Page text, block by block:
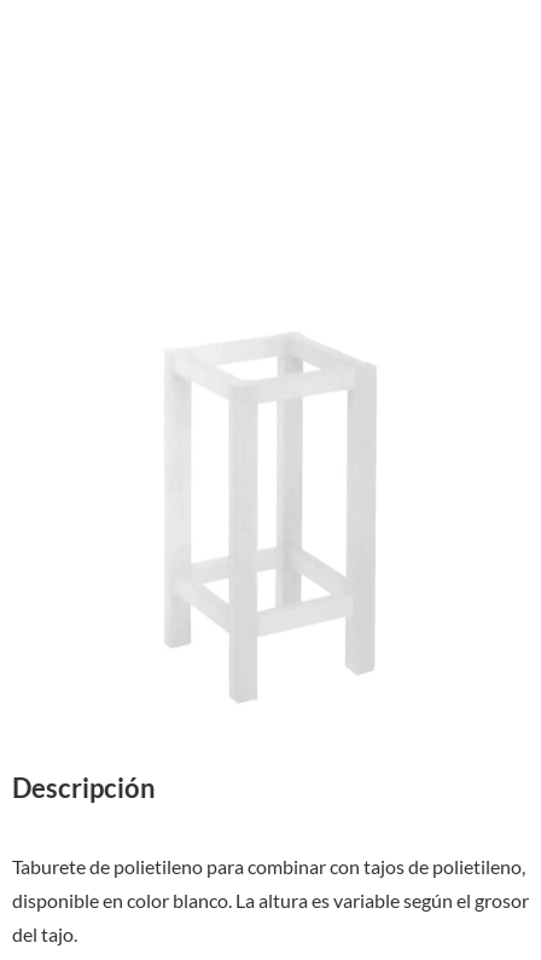
Descripción
Taburete de polietileno para combinar con tajos de polietileno,
disponible en color blanco. La altura es variable según el grosor
del tajo.